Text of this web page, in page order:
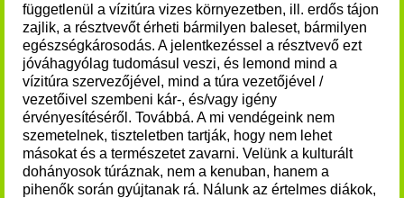
függetlenül a vízitúra vizes környezetben, ill. erdős tájon
zajlik, a résztvevőt érheti bármilyen baleset, bármilyen
egészségkárosodás. A jelentkezéssel a résztvevő ezt
jóváhagyólag tudomásul veszi, és lemond mind a
vízitúra szervezőjével, mind a túra vezetőjével /
vezetőivel szembeni kár-, és/vagy igény
érvényesítéséről. Továbbá. A mi vendégeink nem
szemetelnek, tiszteletben tartják, hogy nem lehet
másokat és a természetet zavarni. Velünk a kulturált
dohányosok túráznak, nem a kenuban, hanem a
pihenők során gyújtanak rá. Nálunk az értelmes diákok,